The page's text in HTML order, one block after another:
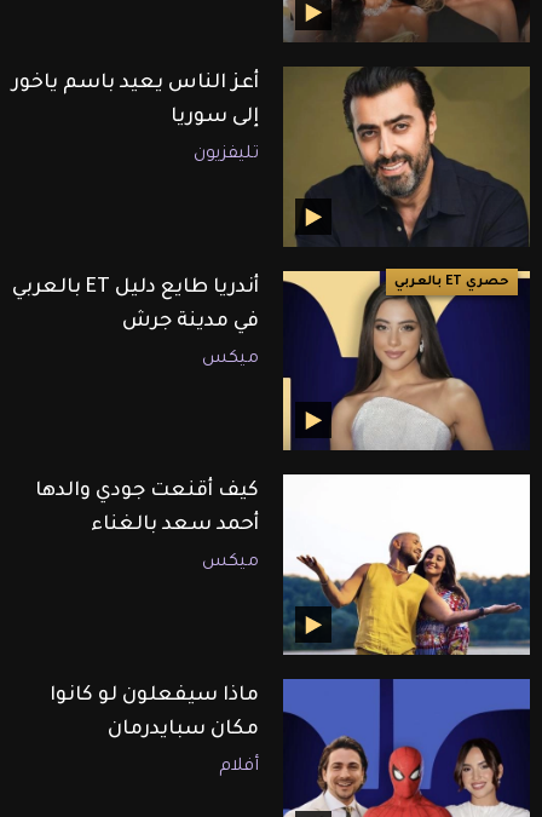
أعز الناس يعيد باسم ياخور
إلى سوريا
تليفزيون
حصري ET بالعربي
أندريا طايع دليل ET بالعربي
في مدينة جرش
ميكس
كيف أقنعت جودي والدها
أحمد سعد بالغناء
ميكس
ماذا سيفعلون لو كانوا
مكان سبايدرمان
أفلام